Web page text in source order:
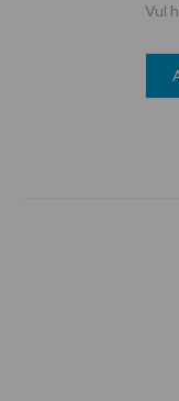
Vul